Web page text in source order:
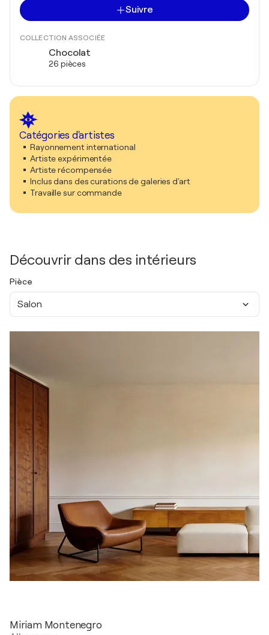
Suivre
COLLECTION ASSOCIÉE
Chocolat
26 pièces
Catégories d'artistes
Rayonnement international
Artiste expérimentée
Artiste récompensée
Inclus dans des curations de galeries d'art
Travaille sur commande
Découvrir dans des intérieurs
Pièce
Salon
Miriam Montenegro